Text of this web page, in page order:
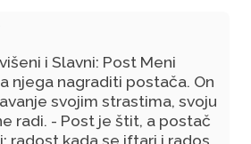
i Slavni: Post Meni
njega nagraditi postača. On
svojim strastima, svoju
radi. - Post je štit, a postač
radost kada se iftari i radost